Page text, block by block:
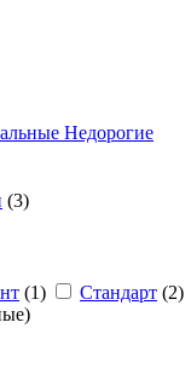
Недорогие
(3)
(1) Стандарт (2)